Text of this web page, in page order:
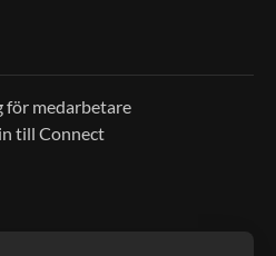
för medarbetare
till Connect